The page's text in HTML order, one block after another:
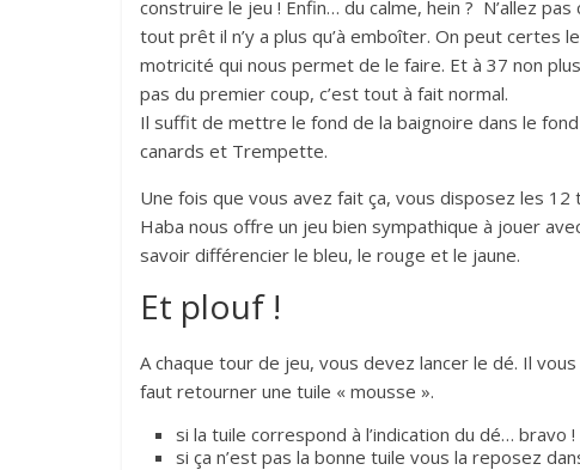
construire le jeu ! Enfin… du calme, hein ? N’allez
tout prêt il n’y a plus qu’à emboîter. On peut certes
motricité qui nous permet de le faire. Et à 37 non
pas du premier coup, c’est tout à fait normal.
Il suffit de mettre le fond de la baignoire dans le
canards et Trempette.
Une fois que vous avez fait ça, vous disposez les 12
Haba nous offre un jeu bien sympathique à jouer
savoir différencier le bleu, le rouge et le jaune.
Et plouf !
A chaque tour de jeu, vous devez lancer le dé. Il
faut retourner une tuile « mousse ».
si la tuile correspond à l’indication du dé… bravo
si ça n’est pas la bonne tuile vous la reposez